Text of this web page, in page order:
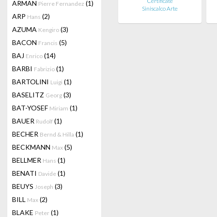
ARMAN Pierre Fernandez (1)
ARP Hans (2)
AZUMA Kengiro (3)
BACON Francis (5)
BAJ Enrico (14)
BARBI Fabrizio (1)
BARTOLINI Luigi (1)
BASELITZ Georg (3)
BAT-YOSEF Miriam (1)
BAUER Rudolf (1)
BECHER Bernd & Hilla (1)
BECKMANN Max (5)
BELLMER Hans (1)
BENATI Davide (1)
BEUYS Joseph (3)
BILL Max (2)
BLAKE Peter (1)
Siniscalco Arte